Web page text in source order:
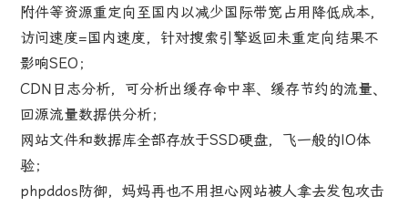
附件等资源重定向至国内以减少国际带宽占用降低成本，
访问速度=国内速度，针对搜索引擎返回未重定向结果不
影响SEO；
CDN日志分析，可分析出缓存命中率、缓存节约的流量、
回源流量数据供分析；
网站文件和数据库全部存放于SSD硬盘，飞一般的IO体
验；
phpddos防御，妈妈再也不用担心网站被人拿去发包攻击